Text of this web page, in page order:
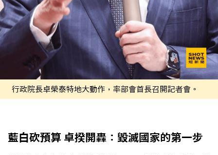
行政院長卓榮泰特地大動作，率部會首長召開記者會。
藍白砍預算 卓揆開轟：毀滅國家的第一步